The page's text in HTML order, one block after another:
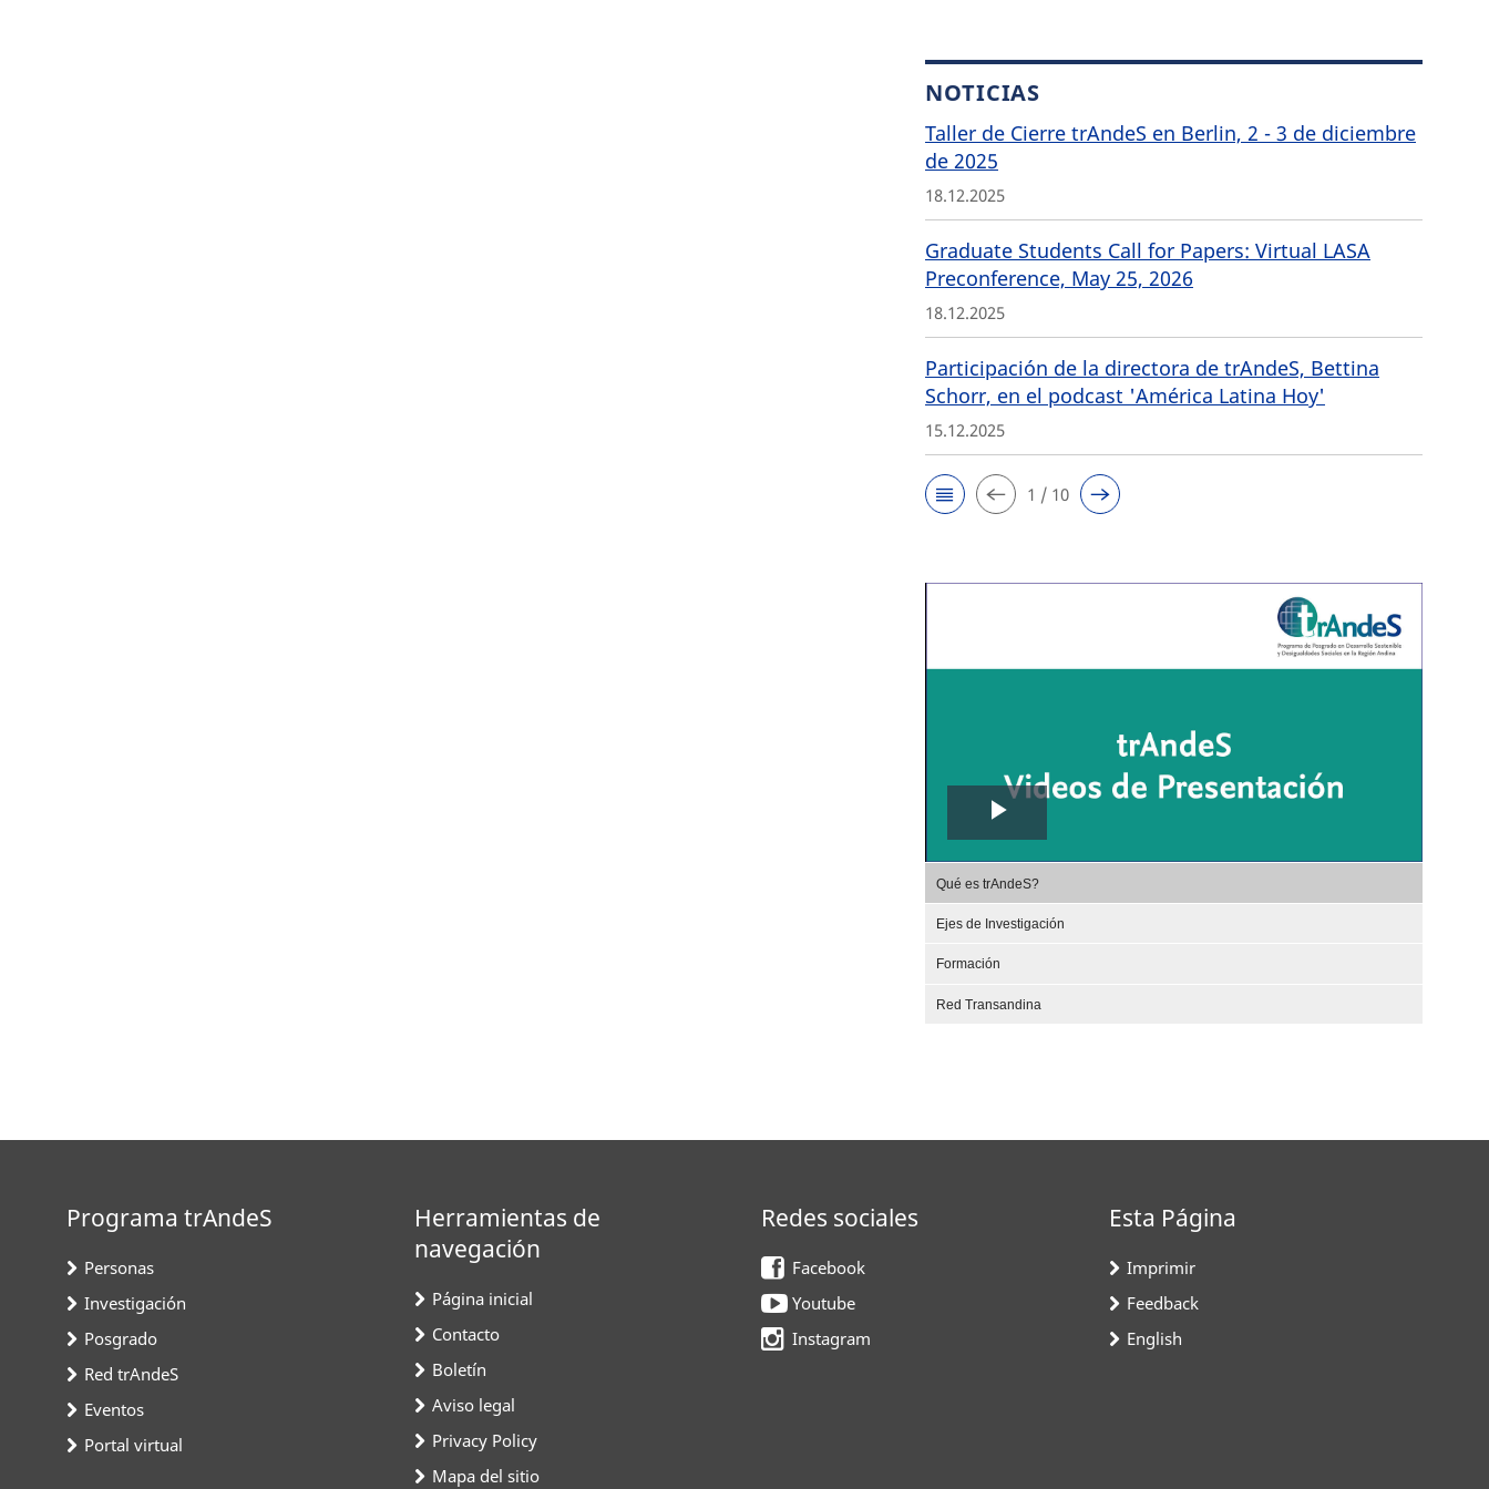
NOTICIAS
Taller de Cierre trAndeS en Berlin, 2 - 3 de diciembre
de 2025
18.12.2025
Graduate Students Call for Papers: Virtual LASA
Preconference, May 25, 2026
18.12.2025
Participación de la directora de trAndeS, Bettina
Schorr, en el podcast 'América Latina Hoy'
15.12.2025
1 / 10
Play
Video
Qué es trAndeS?
Ejes de Investigación
Formación
Red Transandina
Programa trAndeS
Personas
Investigación
Posgrado
Red trAndeS
Eventos
Portal virtual
Herramientas de
navegación
Página inicial
Contacto
Boletín
Aviso legal
Privacy Policy
Mapa del sitio
Redes sociales
Facebook
Youtube
Instagram
Esta Página
Imprimir
Feedback
English